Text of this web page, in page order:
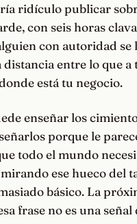
ridículo publicar
con seis horas
con autoridad
distancia entre lo que
está tu negocio.
enseñar los
porque le
todo el mundo
ese hueco del
básico. La
frase no es una